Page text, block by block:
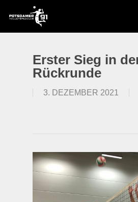
Erster Sieg in
Rückrunde
3. DEZEMBER 2021